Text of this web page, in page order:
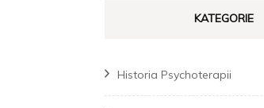
KATEGORIE
Historia Psychoterapii